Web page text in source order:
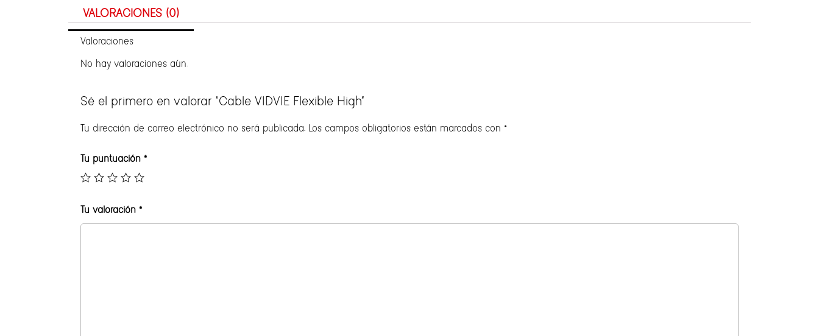
VALORACIONES (0)
Valoraciones
No hay valoraciones aún.
Sé el primero en valorar “Cable VIDVIE Flexible High”
Tu dirección de correo electrónico no será publicada. Los campos obligatorios están marcados con *
Tu puntuación *
Tu valoración *